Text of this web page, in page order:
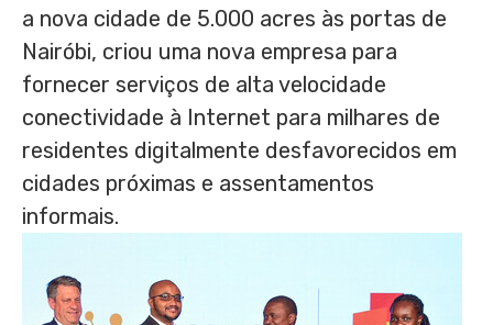
a nova cidade de 5.000 acres às portas de
Nairóbi, criou uma nova empresa para
fornecer serviços de alta velocidade
conectividade à Internet para milhares de
residentes digitalmente desfavorecidos em
cidades próximas e assentamentos
informais.